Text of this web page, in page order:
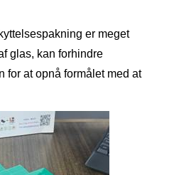
er meget
glas, kan forhindre
for at opnå formålet med at